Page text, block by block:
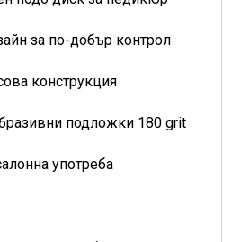
за по-добър контрол
конструкция
подложки 180 grit
употреба